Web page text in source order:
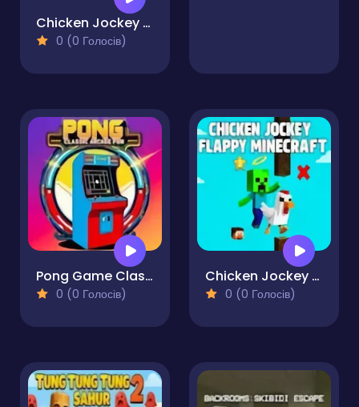
Chicken Jockey Plane Runner
0 (0 Голосів)
Pong Game Classic Arcade Fun!
0 (0 Голосів)
Chicken Jockey Flappy Minecraft
0 (0 Голосів)